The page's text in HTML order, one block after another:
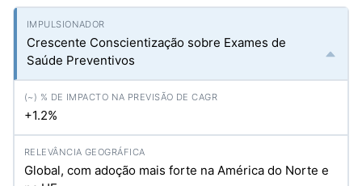
Crescente Conscientização sobre Exames de
Saúde Preventivos
+1.2%
Global, com adoção mais forte na América do Norte e